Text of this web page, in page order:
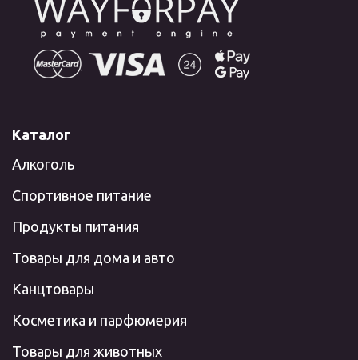
Каталог
Алкоголь
Спортивное питание
Продукты питания
Товары для дома и авто
Канцтовары
Косметика и парфюмерия
Товары для животных